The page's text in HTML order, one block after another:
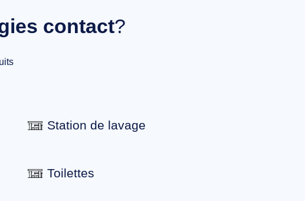
contact?
Station de lavage
Toilettes